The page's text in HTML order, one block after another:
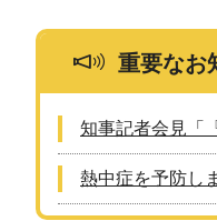
重要なお
知事記者会見「
熱中症を予防し